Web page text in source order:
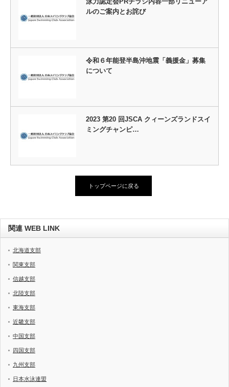
ルのご案内とお詫び
令和６年能登半島沖地震「義援金」募集
について
2023 第20 回JSCA クィーンズランドスイ
ミングチャンピ…
トップページに戻る
関連 WEB LINK
北海道支部
関東支部
信越支部
北陸支部
東海支部
近畿支部
中国支部
四国支部
九州支部
日本水泳連盟